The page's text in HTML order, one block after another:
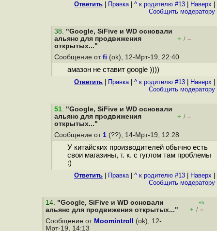
Ответить Правка| ^ к родителю #13 Наверх
Cообщить модератору
38. "Google, SiFive и WD основали
альянс для продвижения
открытых..."
+ / –
Сообщение от fi (ok), 12-Мрт-19, 22:40
амазон не ставит google ))))
Ответить Правка| ^ к родителю #13 Наверх
Cообщить модератору
51. "Google, SiFive и WD основали
альянс для продвижения
открытых..."
+ / –
Сообщение от 1 (??), 14-Мрт-19, 12:28
У китайских производителей обычно есть
свои магазины, т. к. с гуглом там проблемы
:)
Ответить Правка| ^ к родителю #13 Наверх
Cообщить модератору
14. "Google, SiFive и WD основали
альянс для продвижения открытых..."
+5
+ / –
Сообщение от Moomintroll
(ok), 12-
Мрт-19, 14:13